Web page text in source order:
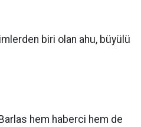
biri olan ahu, büyülü
hem haberci hem de